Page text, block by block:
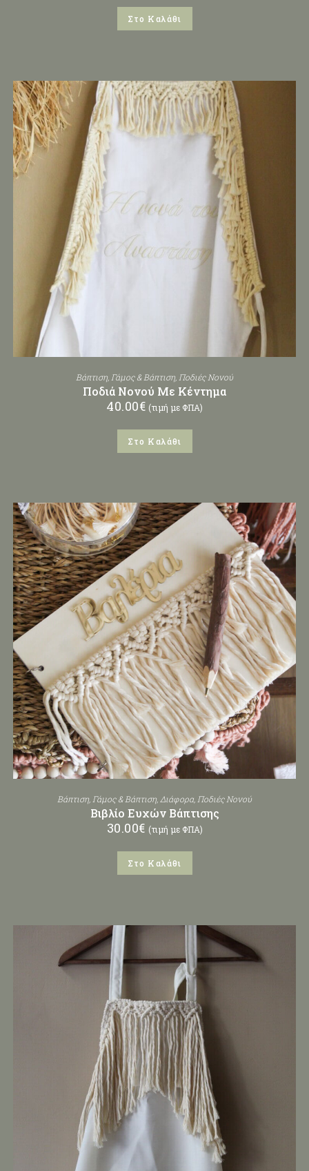
Στο Καλάθι
Βάπτιση Γάμος & Βάπτιση Ποδιές Νονού
Ποδιά Νονού Με Κέντημα
40.00€ (τιμή με ΦΠΑ)
Στο Καλάθι
Βάπτιση,Γάμος & Βάπτιση,Διάφορα,Ποδιές Νονού
Βιβλίο Ευχών Βάπτισης
30.00€ (τιμή με ΦΠΑ)
Στο Καλάθι